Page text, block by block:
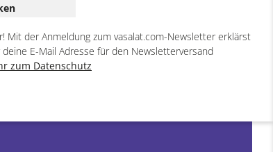
Mit der Anmeldung zum vasalat.com-Newsletter erklärst
E-Mail Adresse für den Newsletterversand
zum Datenschutz